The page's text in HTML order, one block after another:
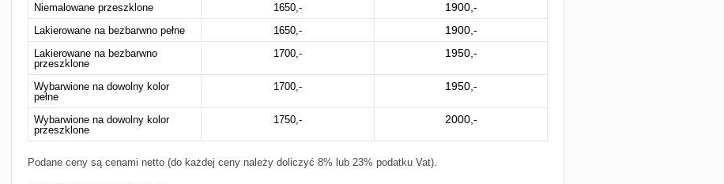
Niemalowane przeszklone 1650,- 1900,-
Lakierowane na bezbarwno pełne 1650,- 1900,-
Lakierowane na bezbarwno
przeszklone
1700,- 1950,-
Wybarwione na dowolny kolor
pełne
1700,- 1950,-
Wybarwione na dowolny kolor
przeszklone
1750,- 2000,-
Podane ceny są cenami netto (do każdej ceny należy doliczyć 8% lub 23% podatku Vat).